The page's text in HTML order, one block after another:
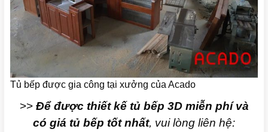
Tủ bếp được gia công tại xưởng của Acado
>>Để được thiết kế tủ bếp 3D miễn phí và
có giá tủ bếp tốt nhất, vui lòng liên hệ: